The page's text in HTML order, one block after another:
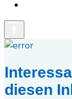
diesen